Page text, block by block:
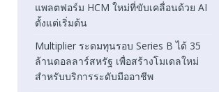
แพลตฟอร์ม HCM ใหม่ที่ขับเคลื่อนด้วย AI
ตั้งแต่เริ่มต้น
Multiplier ระดมทุนรอบ Series B ได้ 35
ล้านดอลลาร์สหรัฐ เพื่อสร้างโมเดลใหม่
สำหรับบริการระดับมืออาชีพ